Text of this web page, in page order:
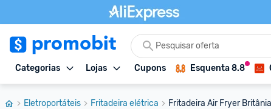
Categorias Lojas Cupons Esquenta 8.8
Eletroportáteis Fritadeira elétrica Fritadeira Air Fryer